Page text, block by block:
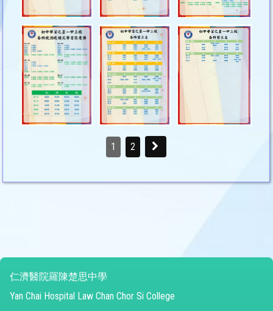
1 2
仁濟醫院羅陳楚思中學
Yan Chai Hospital Law Chan Chor Si College